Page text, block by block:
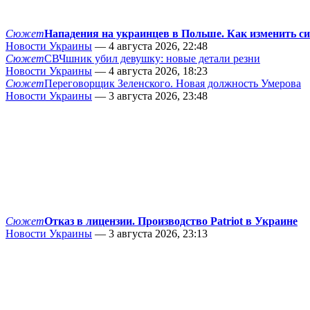
СюжетНападения на украинцев в Польше. Как изменить
Новости Украины — 4 августа 2026, 22:48
СюжетСВЧшник убил девушку: новые детали резни
Новости Украины — 4 августа 2026, 18:23
СюжетПереговорщик Зеленского. Новая должность Умерова
Новости Украины — 3 августа 2026, 23:48
СюжетОтказ в лицензии. Производство Patriot в Украине
Новости Украины — 3 августа 2026, 23:13